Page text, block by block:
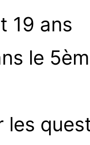
19 ans
le
les